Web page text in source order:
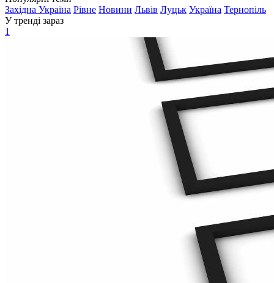
Західна Україна Рівне Новини Львів Луцьк Україна Тернопіль
У тренді зараз
1